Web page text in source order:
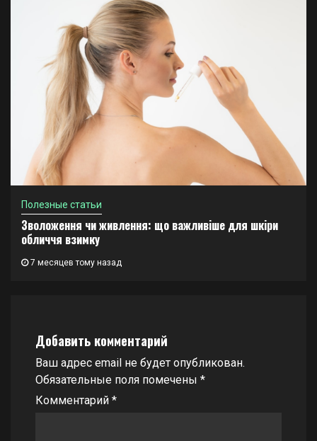
Полезные статьи
Зволоження чи живлення: що важливіше для шкіри
обличчя взимку
7 месяцев тому назад
Добавить комментарий
Ваш адрес email не будет опубликован.
Обязательные поля помечены *
Комментарий *